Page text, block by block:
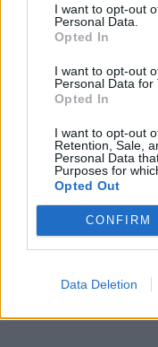
I want to opt-out
Personal Data.
Opted In
I want to opt-out
Personal Data for
Opted In
I want to opt-out
Retention, Sale,
Personal Data
Purposes for
Opted Out
CONFIRM
Data Deletion
In evidenza